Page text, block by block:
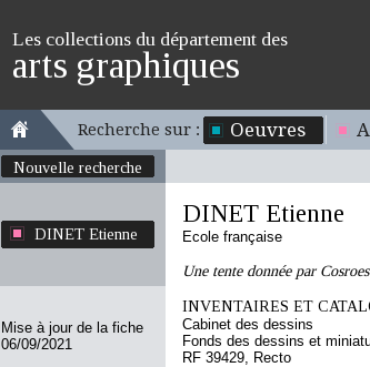
Les collections du département des
arts graphiques
Recherche sur : Oeuvres
Nouvelle recherche
DINET Etienne
Mise à jour de la fiche
06/09/2021
DINET Etienne
Ecole française
Une tente donnée par Cosroes
INVENTAIRES ET
Cabinet des dessins
Fonds des dessins et
RF 39429, Recto